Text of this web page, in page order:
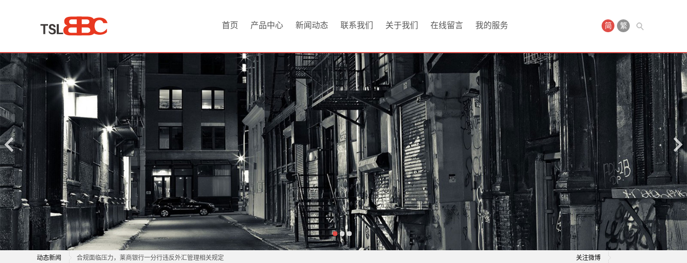
简 繁
首页 产品中心 新闻动态 联系我们 关于我们 在线留言 我的服务
关注微博
动态新闻
艺术开新 精神传薪
合规面临压力，莱商银行一分行违反外汇管理相关规定
产
品
心
招
商
代
理
新
闻